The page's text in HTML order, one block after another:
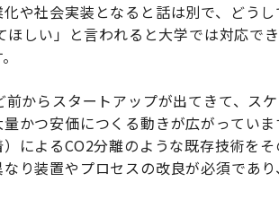
化や社会実装となると話は別で、どう
ほしい」と言われると大学では対応で
前からスタートアップが出てきて、ス
かつ安価につくる動きが広がってい
によるCO2分離のような既存技術を
り装置やプロセスの改良が必須であり